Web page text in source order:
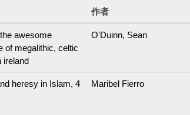
作者
awesome
of megalithic, celtic
ireland
O'Duinn, Sean
heresy in Islam, 4
Maribel Fierro